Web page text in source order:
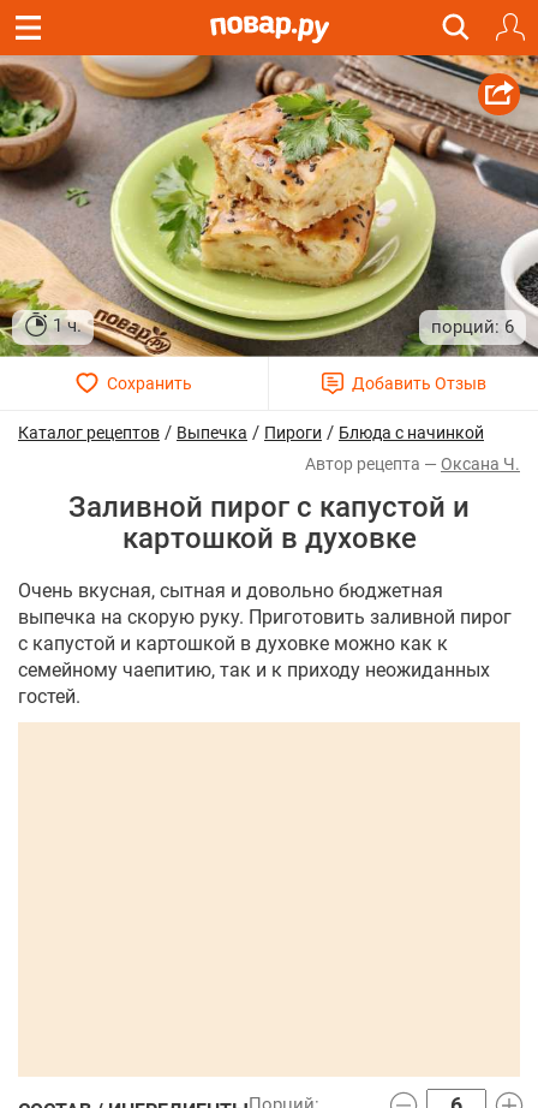
1 ч. 6
Каталог рецептов / Выпечка / Пироги / Блюда с начинкой
Оксана Ч.
Заливной пирог с капустой и
картошкой в духовке
Очень вкусная, сытная и довольно бюджетная
выпечка на скорую руку. Приготовить заливной пирог
с капустой и картошкой в духовке можно как к
семейному чаепитию, так и к приходу неожиданных
гостей.